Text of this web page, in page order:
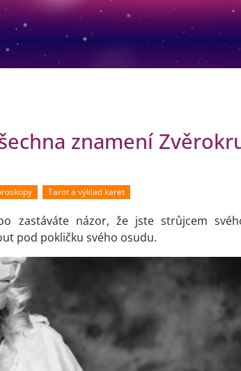
znamení
Tarot a výklad karet
zastáváte názor, že jste strůjcem
pod pokličku svého osudu.